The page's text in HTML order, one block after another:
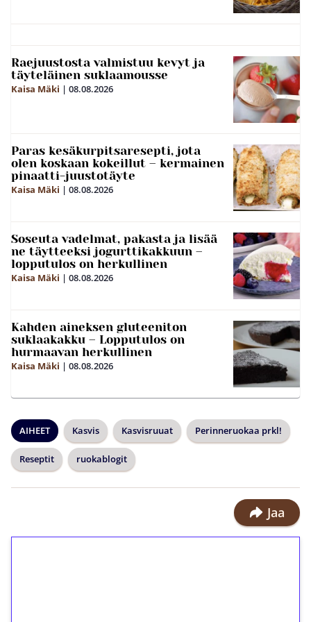
Raejuustosta valmistuu kevyt ja
täyteläinen suklaamousse
Kaisa Mäki | 08.08.2026
Paras kesäkurpitsaresepti, jota
olen koskaan kokeillut – kermainen
pinaatti-juustotäyte
Kaisa Mäki | 08.08.2026
Soseuta vadelmat, pakasta ja lisää
ne täytteeksi jogurttikakkuun –
lopputulos on herkullinen
Kaisa Mäki | 08.08.2026
Kahden aineksen gluteeniton
suklaakakku – Lopputulos on
hurmaavan herkullinen
Kaisa Mäki | 08.08.2026
AIHEET Kasvis Kasvisruuat Perinneruokaa prkl!
Reseptit ruokablogit
Jaa